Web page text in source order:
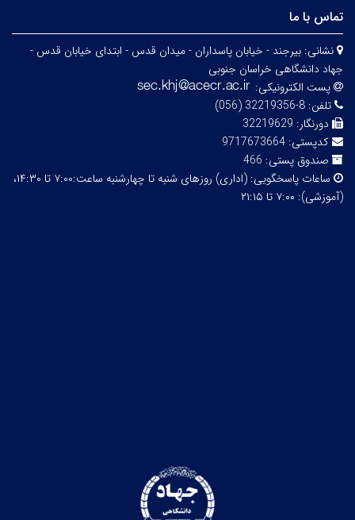
تماس با ما
نشانی: بیرجند - خیابان پاسداران - میدان قدس - ابتدای خیابان قدس -
جهاد دانشگاهی خراسان جنوبی
پست الکترونیکی:
تلفن: 8-32219356 (056)
دورنگار: 32219629
کدپستی: 9717673664
صندوق پستی: 466
ساعات پاسخگویی:
(اداری) روزهای شنبه تا چهارشنبه ساعت:۷:۰۰ تا ۱۴:۳۰،
(آموزشی): ۷:۰۰ تا ۲۱:۱۵